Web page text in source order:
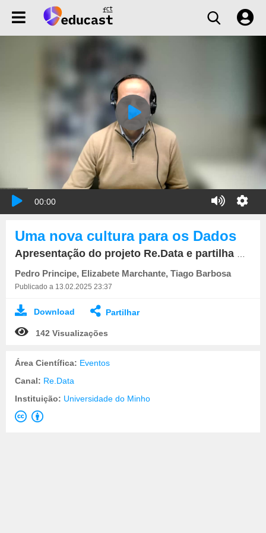
00:00
Uma nova cultura para os Dados
Apresentação do projeto Re.Data e partilha de boas práticas na gestão de dados
Pedro Principe, Elizabete Marchante, Tiago Barbosa
Publicado a 13.02.2025 23:37
Download Partilhar
142 Visualizações
Área Científica: Eventos
Canal: Re.Data
Instituição: Universidade do Minho